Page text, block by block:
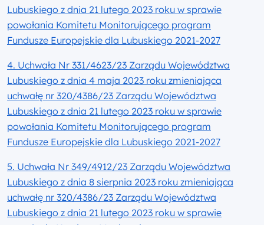
Lubuskiego z dnia 21 lutego 2023 roku w sprawie
powołania Komitetu Monitorującego program
Fundusze Europejskie dla Lubuskiego 2021-2027
4. Uchwała Nr 331/4623/23 Zarządu Województwa
Lubuskiego z dnia 4 maja 2023 roku zmieniająca
uchwałę nr 320/4386/23 Zarządu Województwa
Lubuskiego z dnia 21 lutego 2023 roku w sprawie
powołania Komitetu Monitorującego program
Fundusze Europejskie dla Lubuskiego 2021-2027
5. Uchwała Nr 349/4912/23 Zarządu Województwa
Lubuskiego z dnia 8 sierpnia 2023 roku zmieniająca
uchwałę nr 320/4386/23 Zarządu Województwa
Lubuskiego z dnia 21 lutego 2023 roku w sprawie